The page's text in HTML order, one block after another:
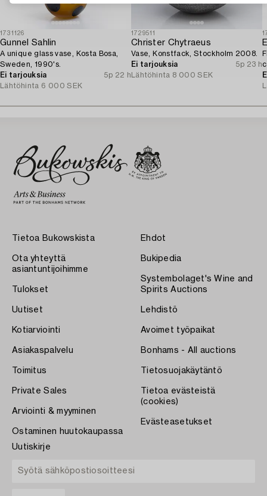
1731126
Gunnel Sahlin
A unique glass vase, Kosta Bosa,
Sweden, 1990's.
Ei tarjouksia
5p 22 h
Lähtöhinta 6 000 SEK
1729511
Christer Chytraeus
Vase, Konstfack, Stockholm 2008.
Ei tarjouksia
5p 23 h
Lähtöhinta 8 000 SEK
Tietoa Bukowskista
Ota yhteyttä
asiantuntijoihimme
Tulokset
Uutiset
Kotiarviointi
Asiakaspalvelu
Toimitus
Private Sales
Arviointi & myyminen
Ostaminen huutokaupassa
Ehdot
Bukipedia
Systembolaget's Wine and
Spirits Auctions
Lehdistö
Avoimet työpaikat
Bonhams - All auctions
Tietosuojakäytäntö
Tietoa evästeistä
(cookies)
Evästeasetukset
Uutiskirje